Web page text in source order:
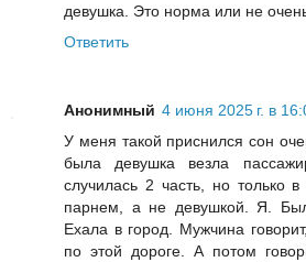
девушка. Это норма или не
Ответить
Анонимный 4 июня 2025 г. в
У меня такой приснился сон
была девушка везла
случилась 2 часть, но только
парнем, а не девушкой. Я.
Ехала в город. Мужчина
по этой дороге. А потом